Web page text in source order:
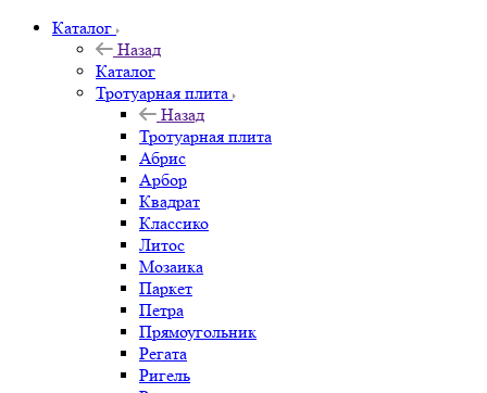
Каталог
Назад
Каталог
Тротуарная плита
Назад
Тротуарная плита
Абрис
Арбор
Квадрат
Классико
Литос
Мозаика
Паркет
Петра
Прямоугольник
Регата
Ригель